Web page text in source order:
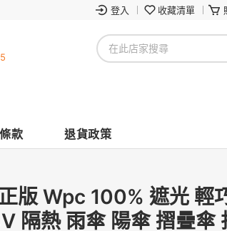
登入 收藏清單
款 退貨政策
版 Wpc 100% 遮光 輕
隔熱 雨傘 陽傘 摺疊傘